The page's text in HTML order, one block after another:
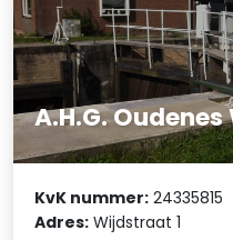
A.H.G. Oudenes
KvK nummer: 24335815
Adres: Wijdstraat 1